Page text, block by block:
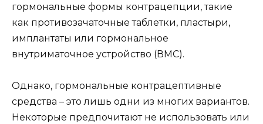
гормональные формы контрацепции, такие
как противозачаточные таблетки, пластыри,
имплантаты или гормональное
внутриматочное устройство (ВМС).
Однако, гормональные контрацептивные
средства – это лишь одни из многих вариантов.
Некоторые предпочитают не использовать или